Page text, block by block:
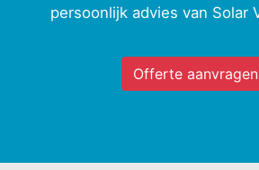
persoonlijk advies van Solar
Offerte